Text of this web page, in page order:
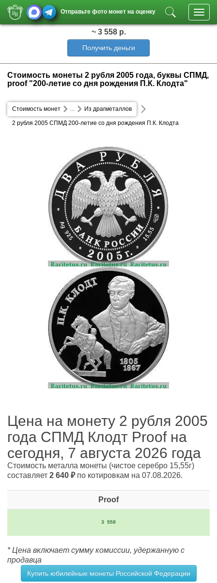
Отправьте фото монет на оценку
~ 3 558 р.
Получить деньги
Стоимость монеты 2 рубля 2005 года, буквы СПМД,
proof "200-летие со дня рождения П.К. Клодта"
Стоимость монет Из драгметаллов
...
2 рубля 2005 СПМД 200-летие со дня рождения П.К. Клодта
Цена на монету 2 рубля 2005
года СПМД Клодт Proof на
сегодня, 7 августа 2026 года
Стоимость металла монеты (чистое серебро 15,55г)
составляет 2 640 ₽по котировкам на 07.08.2026.
Proof
3 558
* Цена включает сумму комиссии, удержанную с
продавца
Купить юбилейные монеты Российской Федерации